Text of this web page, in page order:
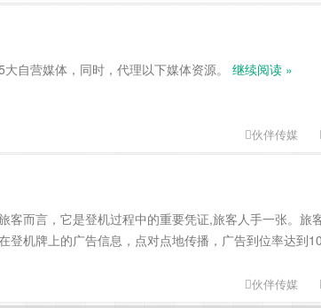
大自营媒体，同时，代理以下媒体资源。 继续阅读 »
伙伴传媒
客而言，它是登机过程中的重要凭证,旅客人手一张。旅
登机牌上的广告信息，点对点地传播，广告到位率达到
伙伴传媒